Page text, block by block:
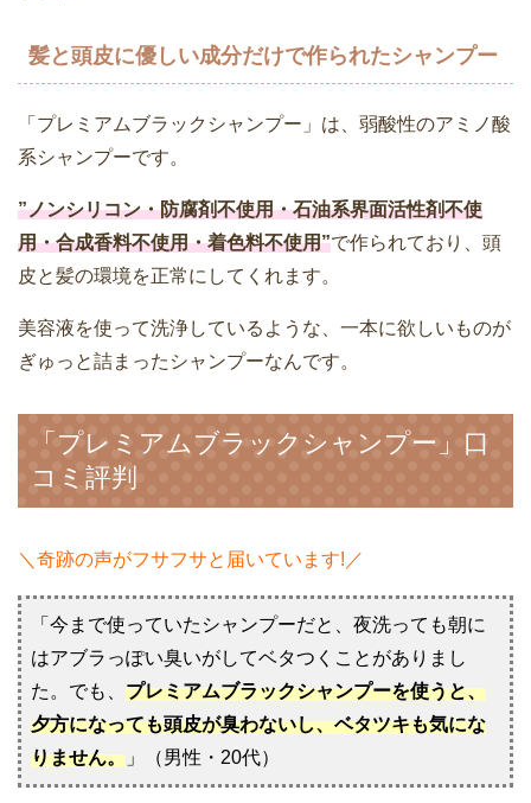
髪と頭皮に優しい成分だけで作られたシャンプー
「プレミアムブラックシャンプー」は、弱酸性のアミノ酸
系シャンプーです。
”ノンシリコン・防腐剤不使用・石油系界面活性剤不使
用・合成香料不使用・着色料不使用”で作られており、頭
皮と髪の環境を正常にしてくれます。
美容液を使って洗浄しているような、一本に欲しいものが
ぎゅっと詰まったシャンプーなんです。
「プレミアムブラックシャンプー」口
コミ評判
＼奇跡の声がフサフサと届いています!／
「今まで使っていたシャンプーだと、夜洗っても朝に
はアブラっぽい臭いがしてベタつくことがありまし
た。でも、 プレミアムブラックシャンプーを使うと、
夕方になっても頭皮が臭わないし、ベタツキも気にな
りません。 」（男性・20代）